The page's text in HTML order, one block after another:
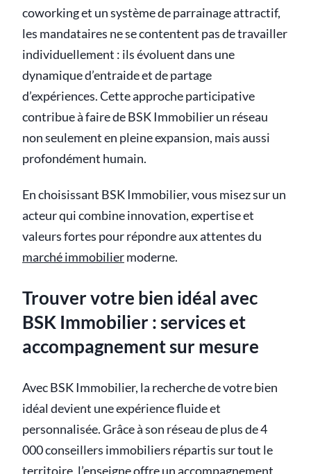
coworking et un système de parrainage attractif,
les mandataires ne se contentent pas de travailler
individuellement : ils évoluent dans une
dynamique d’entraide et de partage
d’expériences. Cette approche participative
contribue à faire de BSK Immobilier un réseau
non seulement en pleine expansion, mais aussi
profondément humain.
En choisissant BSK Immobilier, vous misez sur un
acteur qui combine innovation, expertise et
valeurs fortes pour répondre aux attentes du
marché immobiliermoderne.
Trouver votre bien idéal avec
BSK Immobilier : services et
accompagnement sur mesure
Avec BSK Immobilier, la recherche de votre bien
idéal devient une expérience fluide et
personnalisée. Grâce à son réseau de plus de 4
000 conseillers immobiliers répartis sur tout le
territoire, l’enseigne offre un accompagnement